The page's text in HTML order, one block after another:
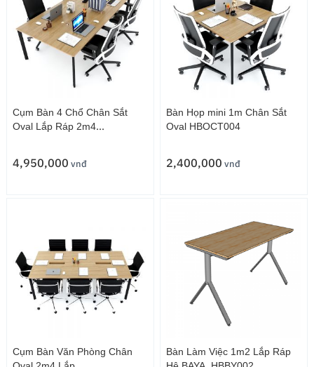
Cụm Bàn 4 Chổ Chân Sắt
Oval Lắp Ráp 2m4
4,950,000 vnđ
Bàn Họp mini 1m Chân Sắt
Oval HBOCT004
2,400,000 vnđ
Cụm Bàn Văn Phòng Chân
Bàn Làm Việc 1m2 Lắp Ráp